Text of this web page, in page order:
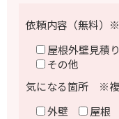
依頼内容（無料）
屋根外壁見積り
その他
気になる箇所 ※
外壁
屋根